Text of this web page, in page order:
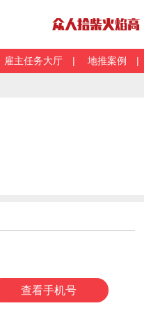
雇主任务大厅 |地推案例
查看手机号